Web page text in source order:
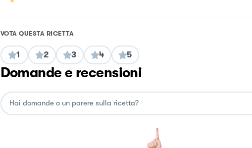
VOTA QUESTA RICETTA
1 2 3 4 5
Domande e recensioni